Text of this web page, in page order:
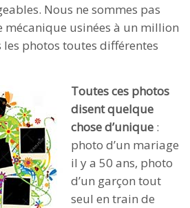
Nous ne sommes pas
mécanique usinées à un million
les photos toutes différentes
Toutes ces photos
disent quelque
chose d’unique :
photo d’un mariage
il y a 50 ans, photo
d’un garçon tout
seul en train de